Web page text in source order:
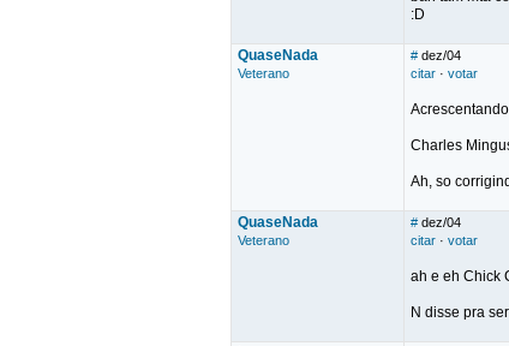
:D
QuaseNada
Veterano
# dez/04
citar · votar
Acrescentando
Charles
Ah, so
QuaseNada
Veterano
# dez/04
citar · votar
ah e eh Chick
N disse pra